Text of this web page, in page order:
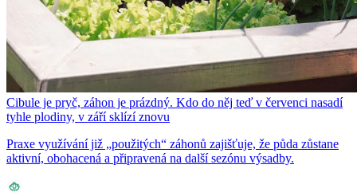
Cibule je pryč, záhon je prázdný. Kdo do něj teď v červenci nasadí
tyhle plodiny, v září sklízí znovu
Praxe využívání již „použitých“ záhonů zajišťuje, že půda zůstane
aktivní, obohacená a připravená na další sezónu výsadby.